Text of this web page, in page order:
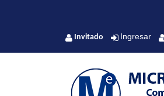
Invitado Ingresar